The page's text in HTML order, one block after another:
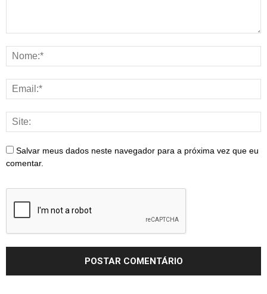
Salvar meus dados neste navegador para a próxima vez que eu
comentar.